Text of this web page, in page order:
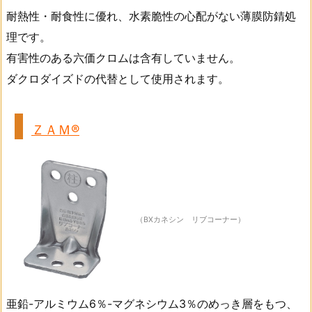
耐熱性・耐食性に優れ、水素脆性の心配がない薄膜防錆処
理です。
有害性のある六価クロムは含有していません。
ダクロダイズドの代替として使用されます。
ＺＡＭ®
（BXカネシン リブコーナー）
亜鉛-アルミウム6％-マグネシウム3％のめっき層をもつ、